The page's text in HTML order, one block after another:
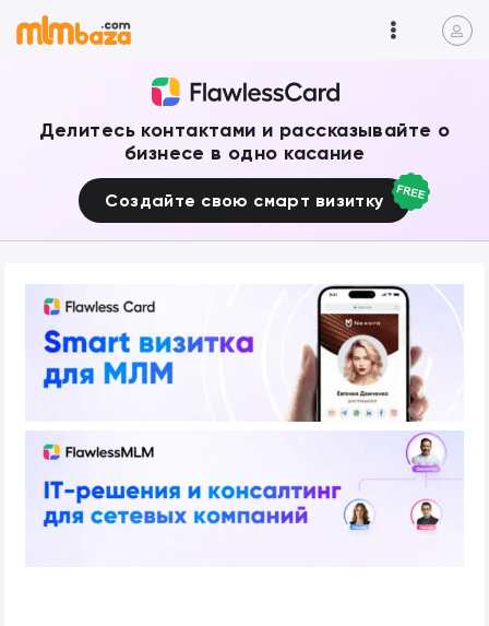
Делитесь контактами и рассказывайте о
бизнесе в одно касание
Создайте свою смарт визитку